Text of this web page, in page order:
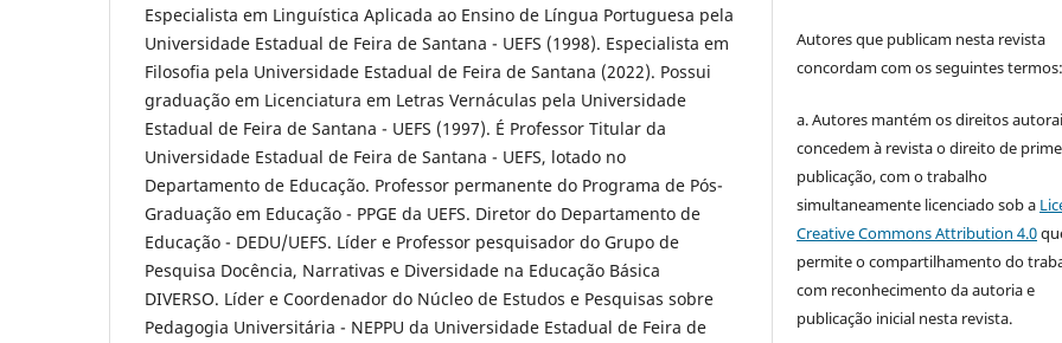
Especialista em Linguística Aplicada ao Ensino de Língua Portuguesa pela
Universidade Estadual de Feira de Santana - UEFS (1998). Especialista em
Filosofia pela Universidade Estadual de Feira de Santana (2022). Possui
graduação em Licenciatura em Letras Vernáculas pela Universidade
Estadual de Feira de Santana - UEFS (1997). É Professor Titular da
Universidade Estadual de Feira de Santana - UEFS, lotado no
Departamento de Educação. Professor permanente do Programa de Pós-
Graduação em Educação - PPGE da UEFS. Diretor do Departamento de
Educação - DEDU/UEFS. Líder e Professor pesquisador do Grupo de
Pesquisa Docência, Narrativas e Diversidade na Educação Básica
DIVERSO. Líder e Coordenador do Núcleo de Estudos e Pesquisas sobre
Pedagogia Universitária - NEPPU da Universidade Estadual de Feira de
Autores que publicam nesta revista
concordam com os seguintes termos:
a. Autores mantém os direitos
concedem à revista o direito de
publicação, com o trabalho
simultaneamente licenciado sob a
Creative Commons Attribution 4.0
permite o compartilhamento do
com reconhecimento da autoria e
publicação inicial nesta revista.